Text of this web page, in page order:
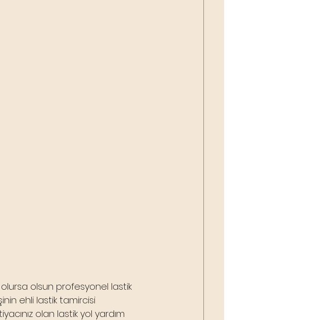
olsun profesyonel lastik
ehli lastik tamircisi
olan lastik yol yardım